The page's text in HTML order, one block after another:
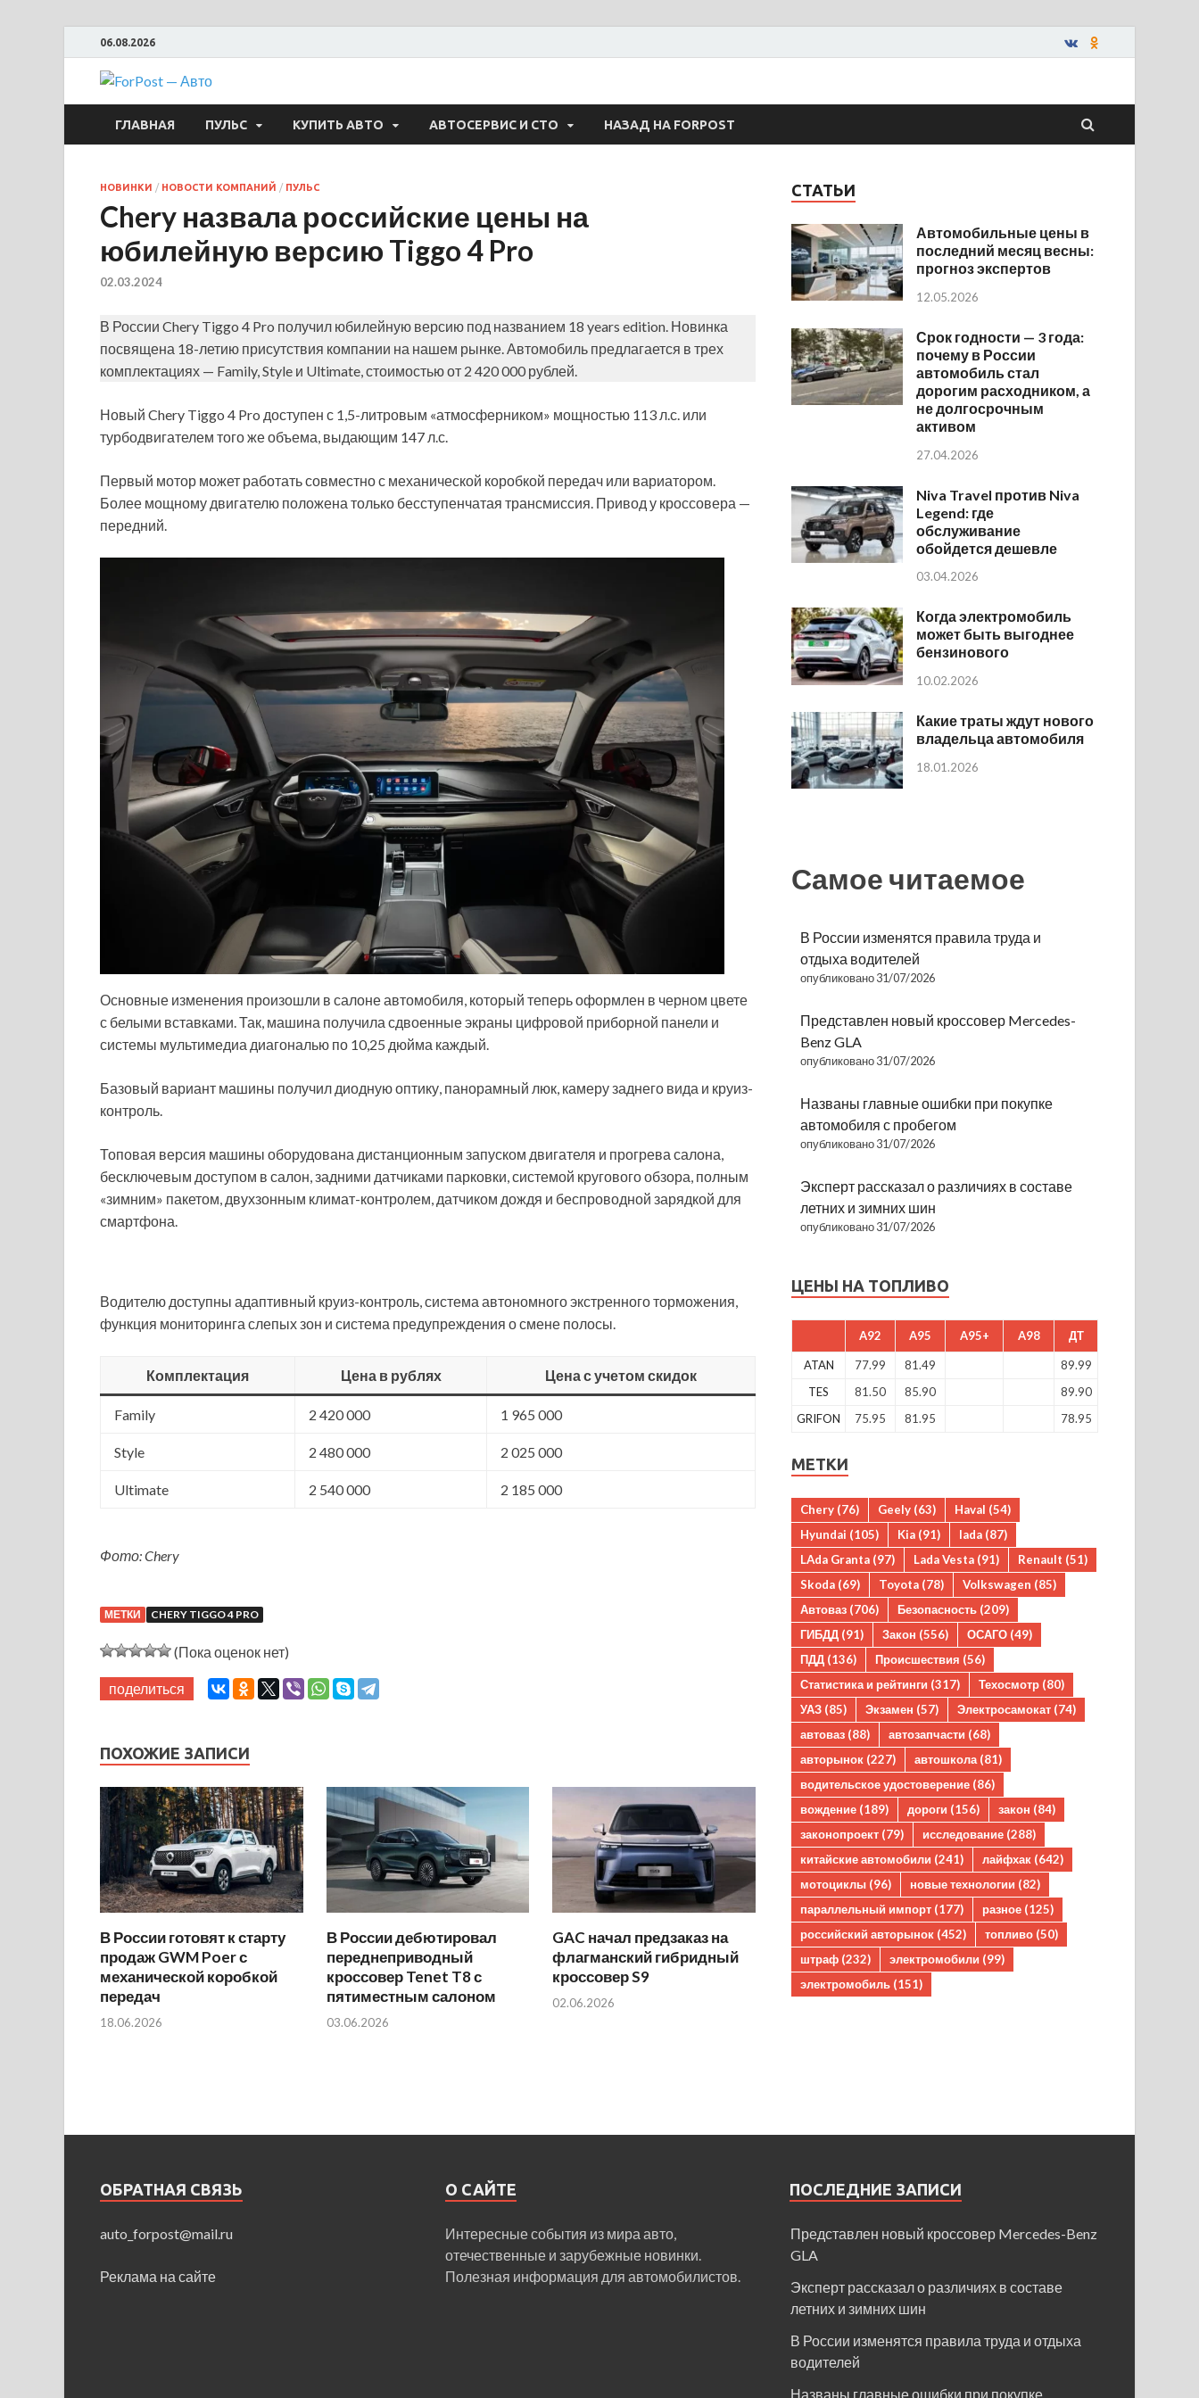
06.08.2026
ForPost — Авто
ГЛАВНАЯ ПУЛЬС КУПИТЬ АВТО АВТОСЕРВИС И СТО НАЗАД НА FORPOST
НОВИНКИ / НОВОСТИ КОМПАНИЙ / ПУЛЬС
Chery назвала российские цены на
юбилейную версию Tiggo 4 Pro
02.03.2024
В России Chery Tiggo 4 Pro получил юбилейную версию под названием 18 years edition. Новинка
посвящена 18-летию присутствия компании на нашем рынке. Автомобиль предлагается в трех
комплектациях — Family, Style и Ultimate, стоимостью от 2 420 000 рублей.
Новый Chery Tiggo 4 Pro доступен с 1,5-литровым «атмосферником» мощностью 113 л.с. или
турбодвигателем того же объема, выдающим 147 л.с.
Первый мотор может работать совместно с механической коробкой передач или вариатором.
Более мощному двигателю положена только бесступенчатая трансмиссия. Привод у кроссовера —
передний.
Основные изменения произошли в салоне автомобиля, который теперь оформлен в черном цвете
с белыми вставками. Так, машина получила сдвоенные экраны цифровой приборной панели и
системы мультимедиа диагональю по 10,25 дюйма каждый.
Базовый вариант машины получил диодную оптику, панорамный люк, камеру заднего вида и круиз-
контроль.
Топовая версия машины оборудована дистанционным запуском двигателя и прогрева салона,
бесключевым доступом в салон, задними датчиками парковки, системой кругового обзора, полным
«зимним» пакетом, двухзонным климат-контролем, датчиком дождя и беспроводной зарядкой для
смартфона.
Водителю доступны адаптивный круиз-контроль, система автономного экстренного торможения,
функция мониторинга слепых зон и система предупреждения о смене полосы.
Комплектация Цена в рублях Цена с учетом скидок
Family 2 420 000 1 965 000
Style 2 480 000 2 025 000
Ultimate 2 540 000 2 185 000
Фото: Chery
МЕТКИ CHERY TIGGO 4 PRO
(Пока оценок нет)
поделиться
ПОХОЖИЕ ЗАПИСИ
В России готовят к старту
продаж GWM Poer с
механической коробкой
передач
18.06.2026
В России дебютировал
переднеприводный
кроссовер Tenet T8 с
пятиместным салоном
03.06.2026
GAC начал предзаказ на
флагманский гибридный
кроссовер S9
02.06.2026
СТАТЬИ
Автомобильные цены в
последний месяц весны:
прогноз экспертов
12.05.2026
Срок годности — 3 года:
почему в России
автомобиль стал
дорогим расходником, а
не долгосрочным
активом
27.04.2026
Niva Travel против Niva
Legend: где
обслуживание
обойдется дешевле
03.04.2026
Когда электромобиль
может быть выгоднее
бензинового
10.02.2026
Какие траты ждут нового
владельца автомобиля
18.01.2026
Самое читаемое
В России изменятся правила труда и
отдыха водителей
опубликовано 31/07/2026
Представлен новый кроссовер Mercedes-
Benz GLA
опубликовано 31/07/2026
Названы главные ошибки при покупке
автомобиля с пробегом
опубликовано 31/07/2026
Эксперт рассказал о различиях в составе
летних и зимних шин
опубликовано 31/07/2026
ЦЕНЫ НА ТОПЛИВО
A92 A95 A95+ A98 ДТ
ATAN 77.99 81.49
89.99
TES
81.50 85.90
89.90
GRIFON
75.95 81.95 78.95
МЕТКИ
Chery (76) Geely (63) Haval (54)
Hyundai (105) Kia (91) lada (87)
LAda Granta (97) Lada Vesta (91) Renault (51)
Skoda (69) Toyota (78) Volkswagen (85)
Автоваз (706) Безопасность (209)
ГИБДД (91) Закон (556) ОСАГО (49)
ПДД (136) Происшествия (56)
Статистика и рейтинги (317) Техосмотр (80)
УАЗ (85) Экзамен (57) Электросамокат (74)
автоваз (88) автозапчасти (68)
авторынок (227) автошкола (81)
водительское удостоверение (86)
вождение (189) дороги (156) закон (84)
законопроект (79) исследование (288)
китайские автомобили (241) лайфхак (642)
мотоциклы (96) новые технологии (82)
параллельный импорт (177) разное (125)
российский авторынок (452) топливо (50)
штраф (232) электромобили (99)
электромобиль (151)
ОБРАТНАЯ СВЯЗЬ
auto_forpost@mail.ru
Реклама на сайте
О САЙТЕ
Интересные события из мира авто,
отечественные и зарубежные новинки.
Полезная информация для автомобилистов.
ПОСЛЕДНИЕ ЗАПИСИ
Представлен новый кроссовер Mercedes-Benz
GLA
Эксперт рассказал о различиях в составе
летних и зимних шин
В России изменятся правила труда и отдыха
водителей
Названы главные ошибки при покупке